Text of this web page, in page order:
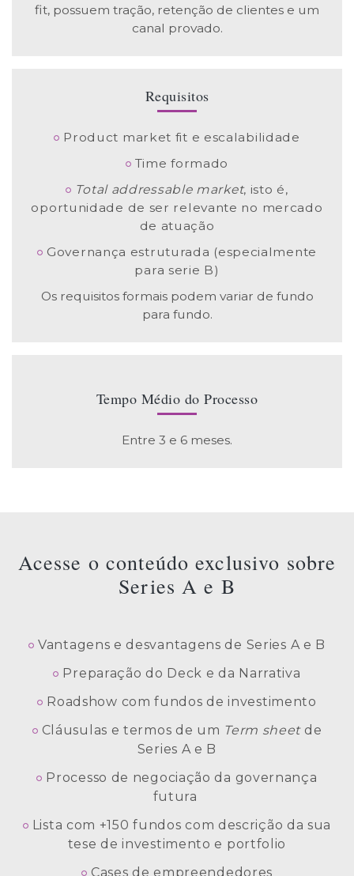
fit, possuem tração, retenção de clientes e um
canal provado.
Requisitos
Product market fit e escalabilidade
Time formado
Total addressable market, isto é,
oportunidade de ser relevante no mercado
de atuação
Governança estruturada (especialmente
para serie B)
Os requisitos formais podem variar de fundo
para fundo.
Tempo Médio do Processo
Entre 3 e 6 meses.
Acesse o conteúdo exclusivo sobre
Series A e B
Vantagens e desvantagens de Series A e B
Preparação do Deck e da Narrativa
Roadshow com fundos de investimento
Cláusulas e termos de um Term sheetde
Series A e B
Processo de negociação da governança
futura
Lista com +150 fundos com descrição da sua
tese de investimento e portfolio
Cases de empreendedores